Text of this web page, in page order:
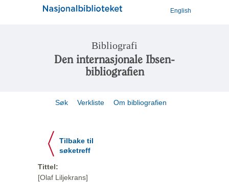
English
Bibliografi
Den internasjonale Ibsen-
bibliografien
Søk Verkliste Om bibliografien
Tilbake til
søketreff
Tittel:
[Olaf Liljekrans]